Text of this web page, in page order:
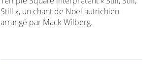
Still », un chant de Noël autrichien
arrangé par Mack Wilberg.